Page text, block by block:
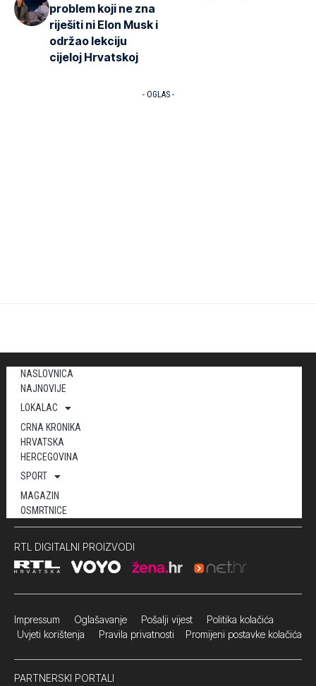
problem koji ne zna
riješiti ni Elon Musk i
održao lekciju
cijeloj Hrvatskoj
- OGLAS -
NASLOVNICA
NAJNOVIJE
LOKALAC
CRNA KRONIKA
HRVATSKA
HERCEGOVINA
SPORT
MAGAZIN
OSMRTNICE
RTL DIGITALNI PROIZVODI
Impressum Oglašavanje Pošalji vijest Politika kolačića
Uvjeti korištenja Pravila privatnosti Promijeni postavke kolačića
PARTNERSKI PORTALI